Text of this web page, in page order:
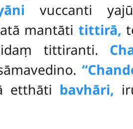
vuccanti
mantāti tittirā,
tittiranti.
etthāti bavhāri,